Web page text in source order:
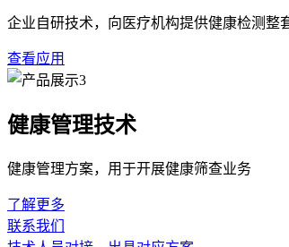
操作使用环节直接影响数据采集的较好性。
槛，但操作者仍应接受基础培训，保障探头
判断或检测结论。
维护步骤简便，用户可参照随附手册执行。
资质售后服务为用户提供长期保障。作为生
理支持。建议用户定期参与设备性能评估，